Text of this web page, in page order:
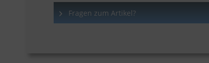
Fragen zum Artikel?